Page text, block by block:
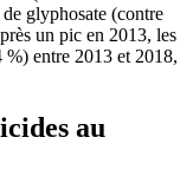
glyphosate (contre
un pic en 2013, les
entre 2013 et 2018,
au